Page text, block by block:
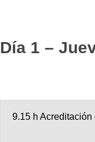
Día 1 –
9.15 h Acreditación